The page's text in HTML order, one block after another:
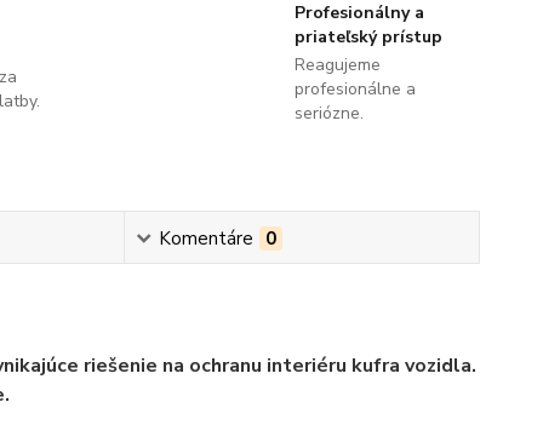
Profesionálny a
priateľský prístup
Reagujeme
profesionálne a
seriózne.
Komentáre 0
riešenie na ochranu interiéru kufra vozidla.